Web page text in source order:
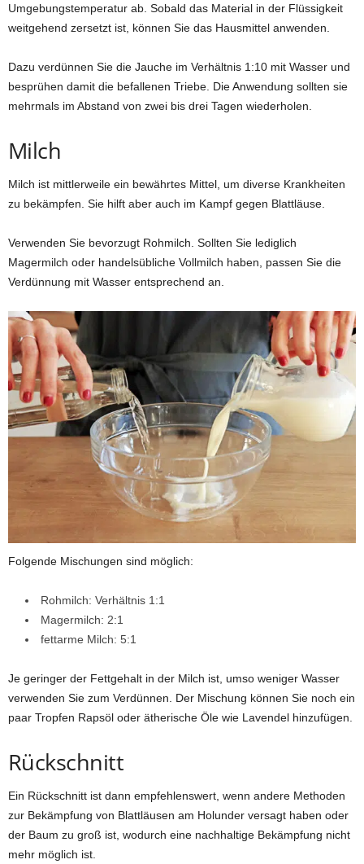
Umgebungstemperatur ab. Sobald das Material in der Flüssigkeit
weitgehend zersetzt ist, können Sie das Hausmittel anwenden.
Dazu verdünnen Sie die Jauche im Verhältnis 1:10 mit Wasser und
besprühen damit die befallenen Triebe. Die Anwendung sollten sie
mehrmals im Abstand von zwei bis drei Tagen wiederholen.
Milch
Milch ist mittlerweile ein bewährtes Mittel, um diverse Krankheiten
zu bekämpfen. Sie hilft aber auch im Kampf gegen Blattläuse.
Verwenden Sie bevorzugt Rohmilch. Sollten Sie lediglich
Magermilch oder handelsübliche Vollmilch haben, passen Sie die
Verdünnung mit Wasser entsprechend an.
Folgende Mischungen sind möglich:
Rohmilch: Verhältnis 1:1
Magermilch: 2:1
fettarme Milch: 5:1
Je geringer der Fettgehalt in der Milch ist, umso weniger Wasser
verwenden Sie zum Verdünnen. Der Mischung können Sie noch ein
paar Tropfen Rapsöl oder ätherische Öle wie Lavendel hinzufügen.
Rückschnitt
Ein Rückschnitt ist dann empfehlenswert, wenn andere Methoden
zur Bekämpfung von Blattläusen am Holunder versagt haben oder
der Baum zu groß ist, wodurch eine nachhaltige Bekämpfung nicht
mehr möglich ist.